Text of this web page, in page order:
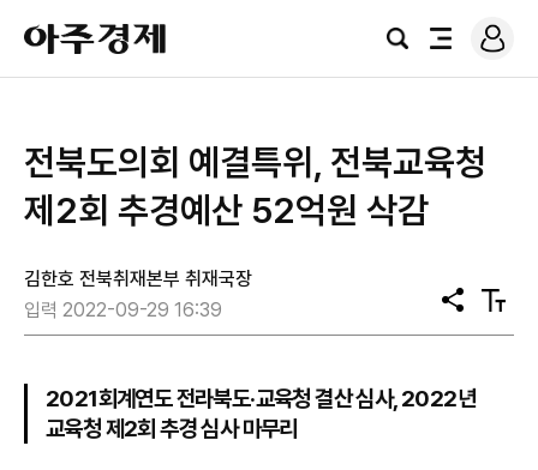
아
주
경
검
전
로
그
전북도의회 예결특위, 전북교육청
제2회 추경예산 52억원 삭감
김한호 전북취재본부 취재국장
입력 2022-09-29 16:39
공
유
텍
스
2021회계연도 전라북도·교육청 결산 심사, 2022년
교육청 제2회 추경 심사 마무리